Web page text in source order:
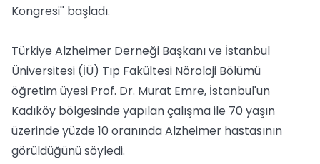
Kongresi'' başladı.
Türkiye Alzheimer Derneği Başkanı ve İstanbul
Üniversitesi (İÜ) Tıp Fakültesi Nöroloji Bölümü
öğretim üyesi Prof. Dr. Murat Emre, İstanbul'un
Kadıköy bölgesinde yapılan çalışma ile 70 yaşın
üzerinde yüzde 10 oranında Alzheimer hastasının
görüldüğünü söyledi.